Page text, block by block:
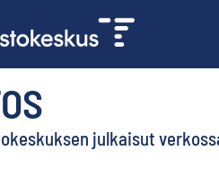
julkaisut